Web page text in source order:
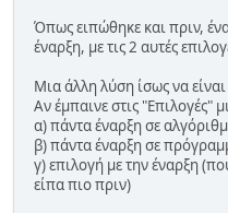
Όπως ειπώθηκε και πριν,
έναρξη, με τις 2 αυτές
Μια άλλη λύση ίσως να είναι
Αν έμπαινε στις "Επιλογές"
α) πάντα έναρξη σε
β) πάντα έναρξη σε
γ) επιλογή με την έναρξη
είπα πιο πριν)